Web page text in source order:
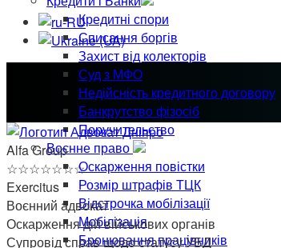
Кредитні спори
Списання боргів
Захист від колекторів
Суд з МФО
Недійсність кредитного договору
Банкрутство фізосіб
Поручительство
Воєнне право
Оскарження повістки
Розмір штрафів ТЦК
Відстрочка мобілізації
Мобілізація
Бронювання працівників
Alfa Group
☆☆☆☆☆☆☆
Exercitus
Воєнний адвокат
Оскарження дій військових органів
Супровід справ щодо статусу УБД